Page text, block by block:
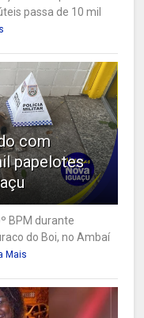
passa de 10 mil
com
papelotes
BPM durante
do Boi, no Ambaí
Mais